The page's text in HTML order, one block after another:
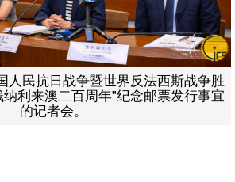
人民抗日战争暨世界反法西斯战争胜
纳利来澳二百周年”纪念邮票发行事宜
的记者会。